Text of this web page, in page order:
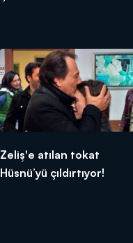
Zeliş'e atılan tokat
Hüsnü’yü çıldırtıyor!